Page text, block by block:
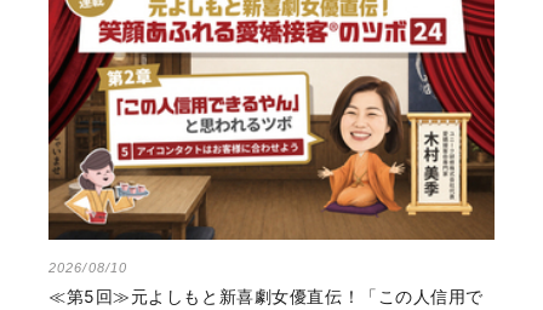
2026/08/10
≪第5回≫元よしもと新喜劇女優直伝！「この人信用で